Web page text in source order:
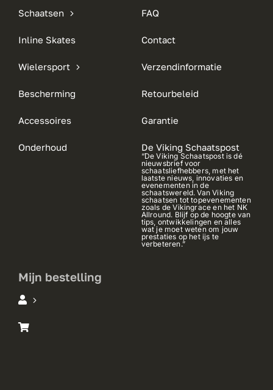
Schaatsen
Inline Skates
Wielersport
Bescherming
Accessoires
Onderhoud
FAQ
Contact
Verzendinformatie
Retourbeleid
Garantie
De Viking Schaatspost
“De Viking Schaatspost is dé
nieuwsbrief voor
schaatsliefhebbers, met het
laatste nieuws, innovaties en
evenementen in de
schaatswereld. Van Viking
schaatsen tot topevenementen
zoals de Vikingrace en het NK
Allround. Blijf op de hoogte van
tips, ontwikkelingen en alles
wat je moet weten om jouw
prestaties op het ijs te
verbeteren.”
Mijn bestelling